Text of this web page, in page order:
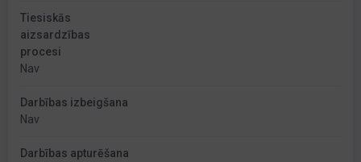
Tiesiskās
aizsardzības
procesi
Nav
Darbības izbeigšana
Nav
Darbības apturēšana